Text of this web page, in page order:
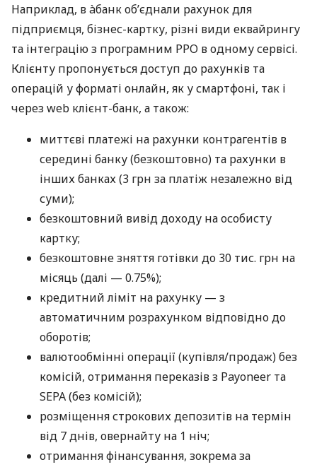
Наприклад, в àбанк об’єднали рахунок для
підприємця, бізнес-картку, різні види еквайрингу
та інтеграцію з програмним РРО в одному сервісі.
Клієнту пропонується доступ до рахунків та
операцій у форматі онлайн, як у смартфоні, так і
через web клієнт-банк, а також:
миттєві платежі на рахунки контрагентів в
середині банку (безкоштовно) та рахунки в
інших банках (3 грн за платіж незалежно від
суми);
безкоштовний вивід доходу на особисту
картку;
безкоштовне зняття готівки до 30 тис. грн на
місяць (далі — 0.75%);
кредитний ліміт на рахунку — з
автоматичним розрахунком відповідно до
оборотів;
валютообмінні операції (купівля/продаж) без
комісій, отримання переказів з Payoneer та
SEPA (без комісій);
розміщення строкових депозитів на термін
від 7 днів, овернайту на 1 ніч;
отримання фінансування, зокрема за